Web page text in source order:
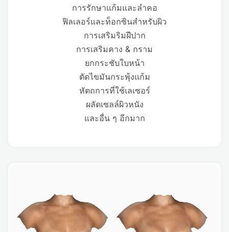
การรักษาแก้มและลำคอ
ฟิลเลอร์และท็อกซินสำหรับผิว
การเสริมริมฝีปาก
การเสริมคาง & กราม
ยกกระชับใบหน้า
ตัดไขมันกระพุ้งแก้ม
หัตถการที่ใช้เลเซอร์
ผลัดเซลล์ผิวหนัง
และอื่น ๆ อีกมาก